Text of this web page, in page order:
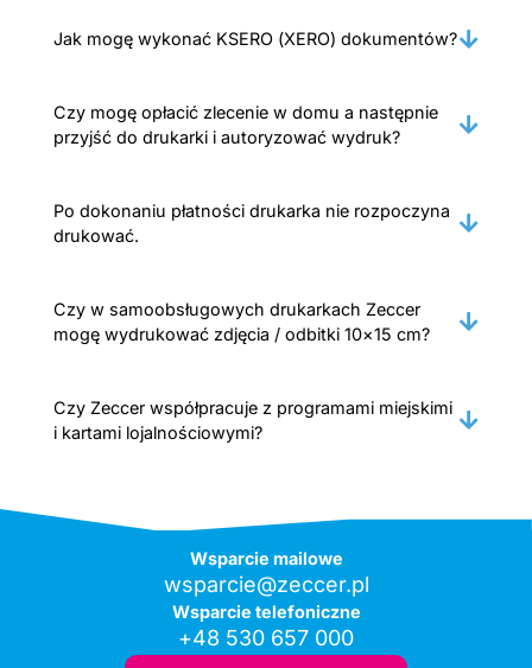
Jak mogę wykonać KSERO (XERO) dokumentów?
Czy mogę opłacić zlecenie w domu a następnie
przyjść do drukarki i autoryzować wydruk?
Po dokonaniu płatności drukarka nie rozpoczyna
drukować.
Czy w samoobsługowych drukarkach Zeccer
mogę wydrukować zdjęcia / odbitki 10×15 cm?
Czy Zeccer współpracuje z programami miejskimi
i kartami lojalnościowymi?
Wsparcie mailowe
wsparcie@zeccer.pl
Wsparcie telefoniczne
+48 530 657 000